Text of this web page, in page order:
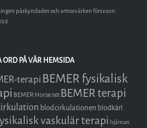
påskyndades och artrosvärken försvann
PÅ VÅR HEMSIDA
terapi BEMER fysikalisk
BEMER Horse set BEMER terapi
blodcirkulationen blodkärl
vaskulär terapi hjärnan